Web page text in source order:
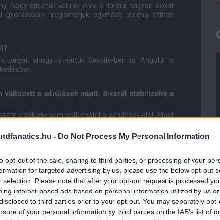
- Do Not Process My Personal Information
opt-out of the sale, sharing to third parties, or processing of your
for targeted advertising by us, please use the below opt-out
selection. Please note that after your opt-out request is processed
interest-based ads based on personal information utilized by us
to third parties prior to your opt-out. You may separately
of your personal information by third parties on the IAB’s list of
hogy eltudtak velünk jönni a túrára nagyon sokat
megismerjük egymást, mintha otthon
pályát, ahogy láthattuk Seattle-ben is. Angolul is
a sérülések miatt. Sikerül stabilizálni a
egyikünk sem volt kivétel a sérülések alól. Most
a sérülések is elkerülnek minket, ami egy erõs
számára.
ez valamit a játékodon?
a védelemben a terv ugyan az, az utasítások is
végzi a dolgát. Úgy érzem, hogy egész jól
tette a dolgát, ezért nem viselt meg minket